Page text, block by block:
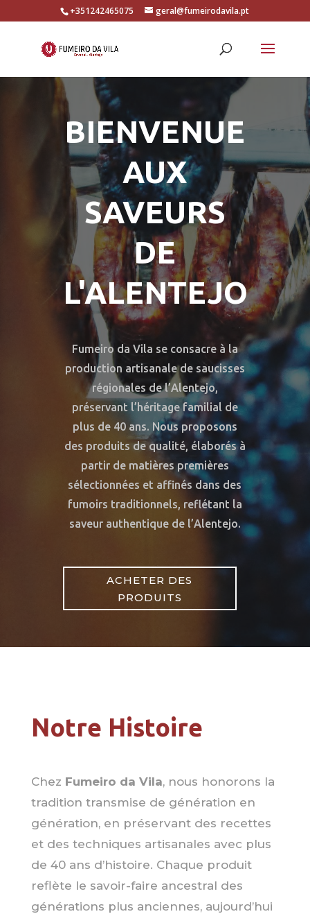
+351242465075 geral@fumeirodavila.pt
BIENVENUE
AUX
SAVEURS
DE
L'ALENTEJO
Fumeiro da Vila se consacre à la
production artisanale de saucisses
régionales de l’Alentejo,
préservant l’héritage familial de
plus de 40 ans. Nous proposons
des produits de qualité, élaborés à
partir de matières premières
sélectionnées et affinés dans des
fumoirs traditionnels, reflétant la
saveur authentique de l’Alentejo.
ACHETER DES
PRODUITS
Notre Histoire
Chez Fumeiro da Vila, nous honorons la
tradition transmise de génération en
génération, en préservant des recettes
et des techniques artisanales avec plus
de 40 ans d’histoire. Chaque produit
reflète le savoir-faire ancestral des
générations plus anciennes, aujourd’hui